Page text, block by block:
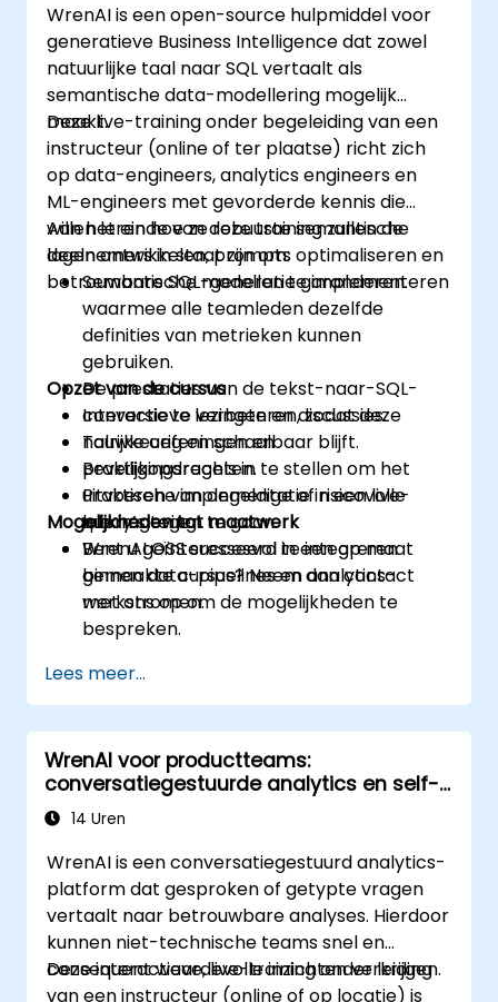
WrenAI is een open-source hulpmiddel voor
generatieve Business Intelligence dat zowel
natuurlijke taal naar SQL vertaalt als
semantische data-modellering mogelijk
maakt.
Deze live-training onder begeleiding van een
instructeur (online of ter plaatse) richt zich
op data-engineers, analytics engineers en
ML-engineers met gevorderde kennis die
willen leren hoe ze robuuste semantische
lagen ontwikkelen, prompts optimaliseren en
betrouwbare SQL-generatie garanderen.
Aan het einde van deze training zullen de
deelnemers in staat zijn om:
Semantische modellen te implementeren
waarmee alle teamleden dezelfde
definities van metrieken kunnen
gebruiken.
De prestaties van de tekst-naar-SQL-
conversie te verbeteren, zodat deze
nauwkeurig en schaalbaar blijft.
Beveiligingsregels in te stellen om het
uitvoeren van ongeldige of risicovolle
query’s tegen te gaan.
WrenAI OSS succesvol te integreren
binnen data-pipelines en analytics-
werkstromen.
Opzet van de cursus
Interactieve lezingen en discussies.
Talrijke oefeningen en
praktijkopdrachten.
Praktische implementatie in een live-
labomgeving.
Mogelijkheden tot maatwerk
Bent u geïnteresseerd in een op maat
gemaakte cursus? Neem dan contact
met ons op om de mogelijkheden te
bespreken.
Lees meer...
WrenAI voor productteams:
conversatiegestuurde analytics en self-
service BI
14 Uren
WrenAI is een conversatiegestuurd analytics-
platform dat gesproken of getypte vragen
vertaalt naar betrouwbare analyses. Hierdoor
kunnen niet-technische teams snel en
consequent waardevolle inzichten verkrijgen.
Deze interactieve, live-training onder leiding
van een instructeur (online of op locatie) is